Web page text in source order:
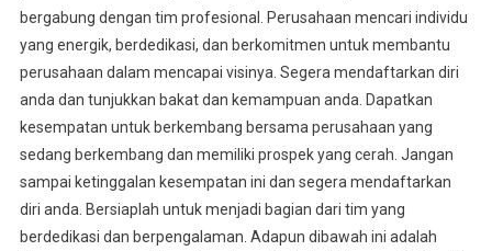
bergabung dengan tim profesional. Perusahaan mencari individu
yang energik, berdedikasi, dan berkomitmen untuk membantu
perusahaan dalam mencapai visinya. Segera mendaftarkan diri
anda dan tunjukkan bakat dan kemampuan anda. Dapatkan
kesempatan untuk berkembang bersama perusahaan yang
sedang berkembang dan memiliki prospek yang cerah. Jangan
sampai ketinggalan kesempatan ini dan segera mendaftarkan
diri anda. Bersiaplah untuk menjadi bagian dari tim yang
berdedikasi dan berpengalaman. Adapun dibawah ini adalah